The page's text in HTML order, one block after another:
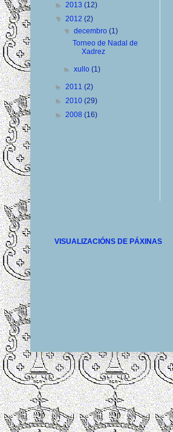
► 2013 (12)
▼ 2012 (2)
▼decembro(1)
Torneo de Nadal de
Xadrez
►xullo(1)
► 2011 (2)
► 2010 (29)
► 2008 (16)
VISUALIZACIÓNS DE PÁXINAS